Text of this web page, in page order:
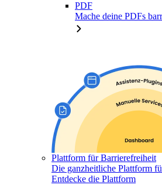
PDF
Mache deine PDFs
Plattform für Barrierefreiheit
Die ganzheitliche Plattform
Entdecke die Plattform